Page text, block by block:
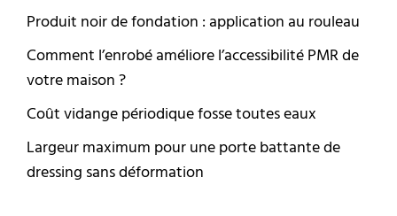
Produit noir de fondation : application au rouleau
Comment l’enrobé améliore l’accessibilité PMR de
votre maison ?
Coût vidange périodique fosse toutes eaux
Largeur maximum pour une porte battante de
dressing sans déformation